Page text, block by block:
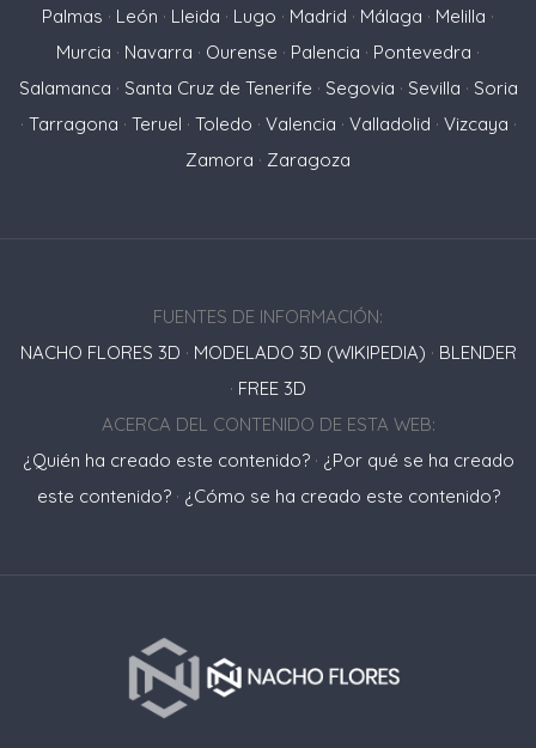
Palmas · León · Lleida · Lugo · Madrid · Málaga · Melilla ·
Murcia · Navarra · Ourense · Palencia · Pontevedra ·
Salamanca · Santa Cruz de Tenerife · Segovia · Sevilla · Soria
· Tarragona · Teruel · Toledo · Valencia · Valladolid · Vizcaya ·
Zamora · Zaragoza
FUENTES DE INFORMACIÓN:
NACHO FLORES 3D · MODELADO 3D (WIKIPEDIA) · BLENDER
· FREE 3D
ACERCA DEL CONTENIDO DE ESTA WEB:
¿Quién ha creado este contenido?· ¿Por qué se ha creado
este contenido?· ¿Cómo se ha creado este contenido?